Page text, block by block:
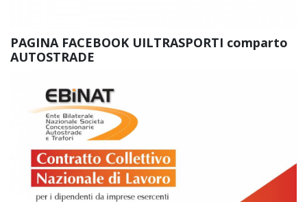
PAGINA FACEBOOK UILTRASPORTI comparto
AUTOSTRADE